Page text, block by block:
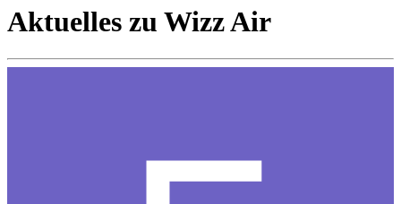
Aktuelles zu Wizz Air